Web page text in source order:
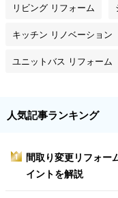
リビング リフォーム
キッチン リノベーション
ユニットバス リフォーム
人気記事ランキング
1
間取り変更リフォー
イントを解説